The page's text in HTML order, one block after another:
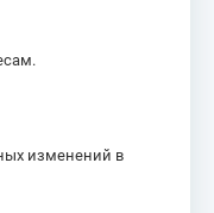
изменений в